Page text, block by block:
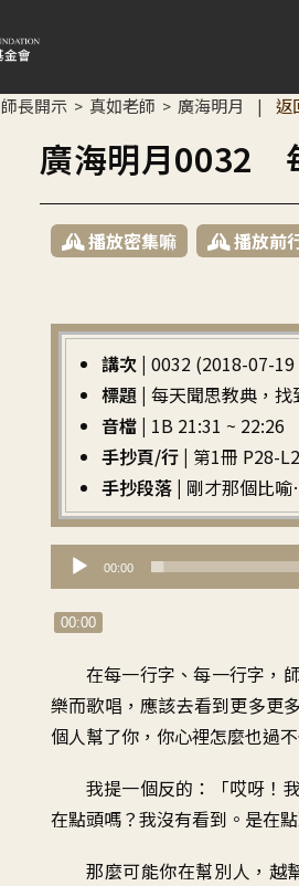
師長開示 > 真如老師 > 廣海明月 | 返
廣海明月0032
播放密集嘛 播放前
講次 | 0032 (2018-07-
標題 | 每天聞思教典，找
音檔 | 1B 21:31 ~ 22:26
手抄頁/行 | 第1冊 P28-
手抄段落 | 剛才那個比
訊
播
00:00
00:00
在每一行字、每一行字，
樂而歌唱，應該去看到更多更
個人幫了你，你心裡怎麼也過
我提一個反的：「哎呀！
在點頭嗎？我沒有看到。是在
那麼可能你在幫別人，越